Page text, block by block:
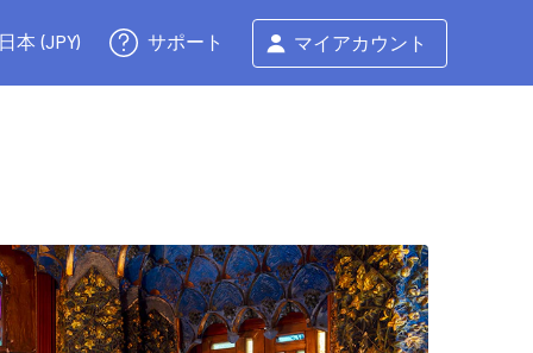
本 (JPY) サポート マイアカウント